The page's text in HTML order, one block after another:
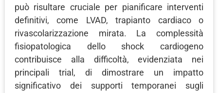
può risultare cruciale per pianificare interventi
definitivi, come LVAD, trapianto cardiaco o
rivascolarizzazione mirata. La complessità
fisiopatologica dello shock cardiogeno
contribuisce alla difficoltà, evidenziata nei
principali trial, di dimostrare un impatto
significativo dei supporti temporanei sugli